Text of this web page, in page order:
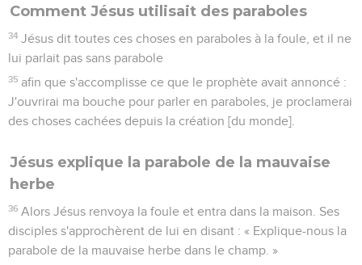
Comment Jésus utilisait des paraboles
34 Jésus dit toutes ces choses en paraboles à la foule, et il ne
lui parlait pas sans parabole
35 afin que s'accomplisse ce que le prophète avait annoncé :
J'ouvrirai ma bouche pour parler en paraboles, je proclamerai
des choses cachées depuis la création [du monde].
Jésus explique la parabole de la mauvaise
herbe
36 Alors Jésus renvoya la foule et entra dans la maison. Ses
disciples s'approchèrent de lui en disant : « Explique-nous la
parabole de la mauvaise herbe dans le champ. »